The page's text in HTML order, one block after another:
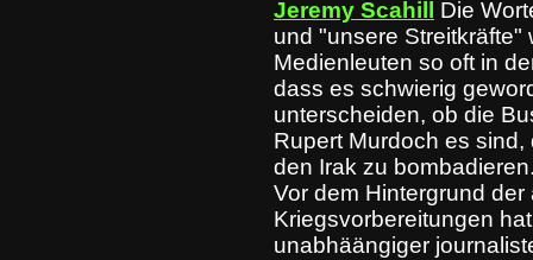
Jeremy Scahill
Die
und "unsere
Medienleuten so oft in
dass es schwierig
unterscheiden, ob die
Rupert Murdoch es
den Irak zu
Vor dem Hintergrund der
Kriegsvorbereitungen
unabhäängiger